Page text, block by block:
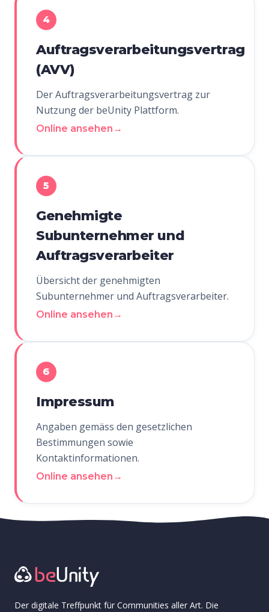
4
Auftragsverarbeitungsvertrag
(AVV)
Der Auftragsverarbeitungsvertrag zur
Nutzung der beUnity Plattform.
Online ansehen →
5
Genehmigte
Subunternehmer und
Auftragsverarbeiter
Übersicht der genehmigten
Subunternehmer und Auftragsverarbeiter.
Online ansehen →
6
Impressum
Angaben gemäss den gesetzlichen
Bestimmungen sowie
Kontaktinformationen.
Online ansehen →
Der digitale Treffpunkt für Communities aller Art. Die